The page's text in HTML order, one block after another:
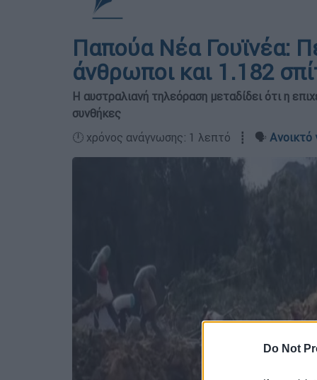
Do Not
Παπούα Νέα Γουϊνέα:
άνθρωποι και 1.182
Η αυστραλιανή τηλεόραση μεταδίδει ότι η
συνθήκες
🕛 χρόνος ανάγνωσης: 1 λεπτό ┋ 🗣️ Ανοικτό